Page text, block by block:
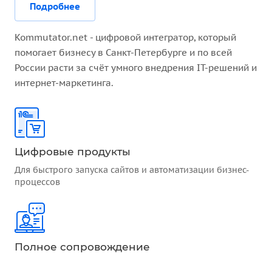
Подробнее
Kommutator.net - цифровой интегратор, который
помогает бизнесу в Санкт-Петербурге и по всей
России расти за счёт умного внедрения IT-решений и
интернет-маркетинга.
Цифровые продукты
Для быстрого запуска сайтов и автоматизации бизнес-
процессов
Полное сопровождение